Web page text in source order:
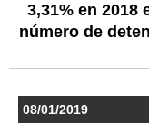
3,31% en 2018
número de
08/01/2019